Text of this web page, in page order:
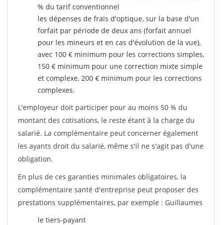
% du tarif conventionnel
les dépenses de frais d'optique, sur la base d'un
forfait par période de deux ans (forfait annuel
pour les mineurs et en cas d'évolution de la vue),
avec 100 € minimum pour les corrections simples,
150 € minimum pour une correction mixte simple
et complexe, 200 € minimum pour les corrections
complexes.
L'employeur doit participer pour au moins 50 % du
montant des cotisations, le reste étant à la charge du
salarié. La complémentaire peut concerner également
les ayants droit du salarié, même s'il ne s'agit pas d'une
obligation.
En plus de ces garanties minimales obligatoires, la
complémentaire santé d'entreprise peut proposer des
prestations supplémentaires, par exemple : Guillaumes
le tiers-payant